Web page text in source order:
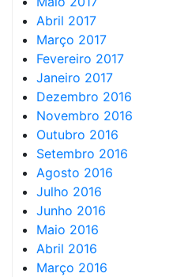
Abril 2017
Março 2017
Fevereiro 2017
Janeiro 2017
Dezembro 2016
Novembro 2016
Outubro 2016
Setembro 2016
Agosto 2016
Julho 2016
Junho 2016
Maio 2016
Abril 2016
Março 2016